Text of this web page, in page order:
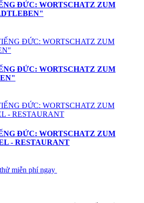
ĐỨC: WORTSCHATZ ZUM
ĐỨC: WORTSCHATZ ZUM
ĐỨC: WORTSCHATZ ZUM
- RESTAURANT
miễn phí ngay